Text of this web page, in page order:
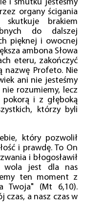
i smutku jesteśmy
organy ścigania
brakiem
do dalszej
pięknej i owocnej
ambona Słowa
eteru, zakończyć
nazwę Profeto. Nie
ani nie jesteśmy
rozumiemy, lecz
i z głęboką
którzy byli
który pozwolił
i prawdę. To On
i błogosławił
wola jest dla nas
ten moment z
Twoja" (Mt 6,10).
czas, a nasz czas w